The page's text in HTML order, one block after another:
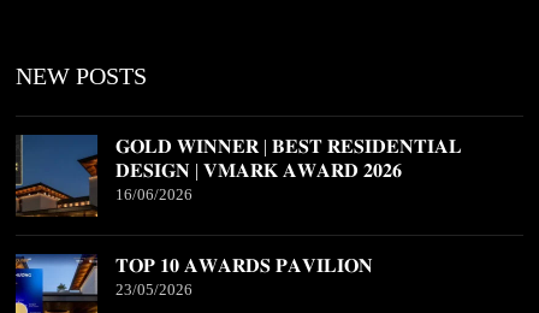
NEW POSTS
𝐆𝐎𝐋𝐃 𝐖𝐈𝐍𝐍𝐄𝐑 | 𝐁𝐄𝐒𝐓 𝐑𝐄𝐒𝐈𝐃𝐄𝐍𝐓𝐈𝐀𝐋
𝐃𝐄𝐒𝐈𝐆𝐍 | 𝐕𝐌𝐀𝐑𝐊 𝐀𝐖𝐀𝐑𝐃 𝟐𝟎𝟐𝟔
16/06/2026
𝐓𝐎𝐏 𝟏𝟎 𝐀𝐖𝐀𝐑𝐃𝐒 𝐏𝐀𝐕𝐈𝐋𝐈𝐎𝐍
23/05/2026